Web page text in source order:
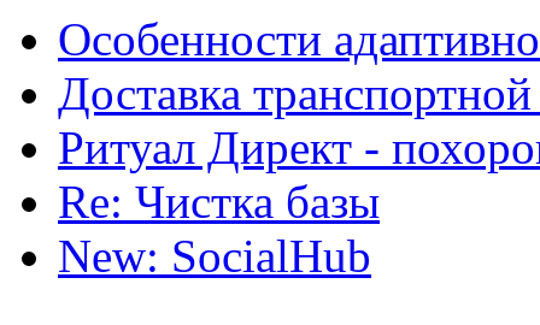
Особенности
Доставка
Ритуал Директ -
Re: Чистка базы
New: SocialHub